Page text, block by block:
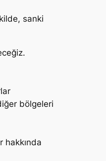
sanki
bölgeleri
hakkında